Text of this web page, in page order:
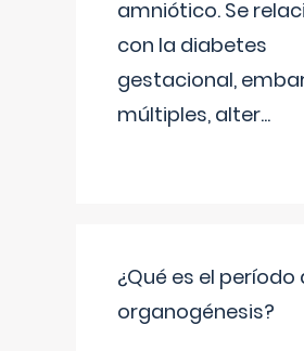
amniótico. Se
con la diabetes
gestacional,
múltiples, alter...
¿Qué es el período
organogénesis?